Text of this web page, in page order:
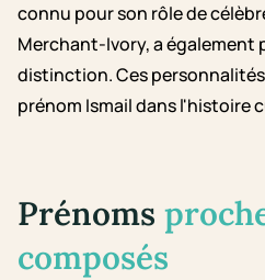
connu pour son rôle de
Merchant-Ivory, a également
distinction. Ces
prénom Ismail dans l'histoire
Prénoms
composés